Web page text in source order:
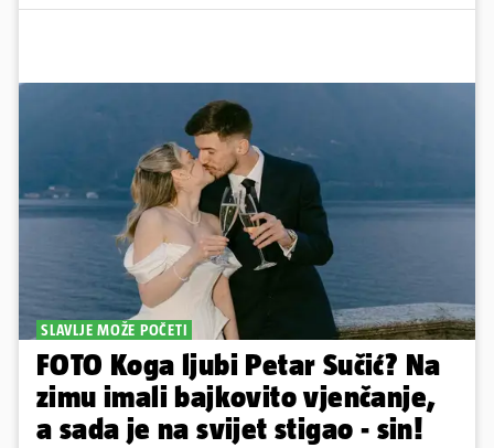
SLAVLJE MOŽE POČETI
FOTO Koga ljubi Petar Sučić? Na
zimu imali bajkovito vjenčanje,
a sada je na svijet stigao - sin!